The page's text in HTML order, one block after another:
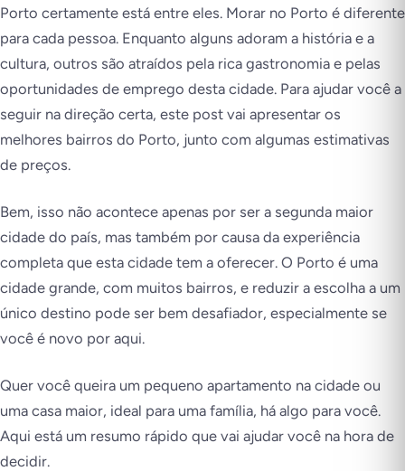
Porto certamente está entre eles. Morar no Porto é diferente
para cada pessoa. Enquanto alguns adoram a história e a
cultura, outros são atraídos pela rica gastronomia e pelas
oportunidades de emprego desta cidade. Para ajudar você a
seguir na direção certa, este post vai apresentar os
melhores bairros do Porto, junto com algumas estimativas
de preços.
Bem, isso não acontece apenas por ser a segunda maior
cidade do país, mas também por causa da experiência
completa que esta cidade tem a oferecer. O Porto é uma
cidade grande, com muitos bairros, e reduzir a escolha a um
único destino pode ser bem desafiador, especialmente se
você é novo por aqui.
Quer você queira um pequeno apartamento na cidade ou
uma casa maior, ideal para uma família, há algo para você.
Aqui está um resumo rápido que vai ajudar você na hora de
decidir.